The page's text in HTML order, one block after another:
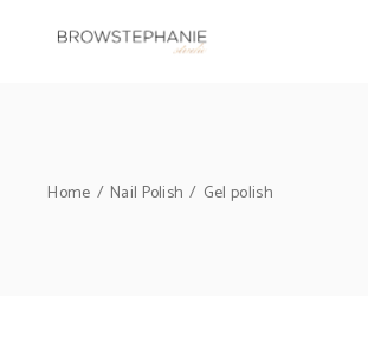
Home Nail Polish Gel polish